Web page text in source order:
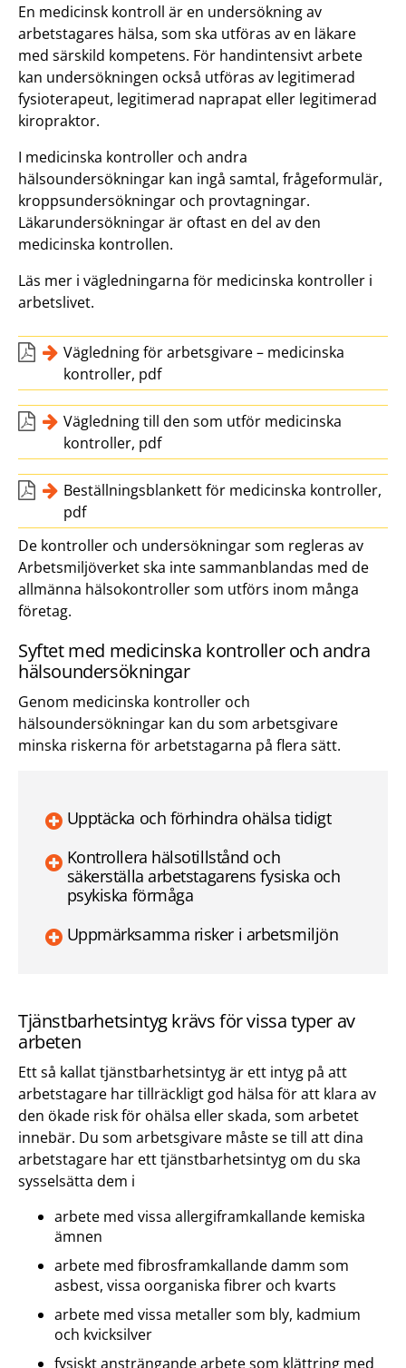
En medicinsk kontroll är en undersökning av
arbetstagares hälsa, som ska utföras av en läkare
med särskild kompetens. För handintensivt arbete
kan undersökningen också utföras av legitimerad
fysioterapeut, legitimerad naprapat eller legitimerad
kiropraktor.
I medicinska kontroller och andra
hälsoundersökningar kan ingå samtal, frågeformulär,
kroppsundersökningar och provtagningar.
Läkarundersökningar är oftast en del av den
medicinska kontrollen.
Läs mer i vägledningarna för medicinska kontroller i
arbetslivet.
Vägledning för arbetsgivare – medicinska
kontroller, pdf
Vägledning till den som utför medicinska
kontroller, pdf
Beställningsblankett för medicinska kontroller,
pdf
De kontroller och undersökningar som regleras av
Arbetsmiljöverket ska inte sammanblandas med de
allmänna hälsokontroller som utförs inom många
företag.
Syftet med medicinska kontroller och andra
hälsoundersökningar
Genom medicinska kontroller och
hälsoundersökningar kan du som arbetsgivare
minska riskerna för arbetstagarna på flera sätt.
Upptäcka och förhindra ohälsa tidigt
Kontrollera hälsotillstånd och
säkerställa arbetstagarens fysiska och
psykiska förmåga
Uppmärksamma risker i arbetsmiljön
Tjänstbarhetsintyg krävs för vissa typer av
arbeten
Ett så kallat tjänstbarhetsintyg är ett intyg på att
arbetstagare har tillräckligt god hälsa för att klara av
den ökade risk för ohälsa eller skada, som arbetet
innebär. Du som arbetsgivare måste se till att dina
arbetstagare har ett tjänstbarhetsintyg om du ska
sysselsätta dem i
arbete med vissa allergiframkallande kemiska
ämnen
arbete med fibrosframkallande damm som
asbest, vissa oorganiska fibrer och kvarts
arbete med vissa metaller som bly, kadmium
och kvicksilver
fysiskt ansträngande arbete som klättring med